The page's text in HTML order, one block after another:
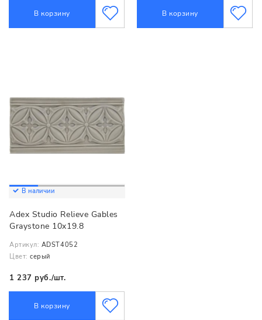
В корзину В корзину
В наличии
Adex Studio Relieve Gables
Graystone 10x19.8
Артикул: ADST4052
Цвет: серый
1 237 руб./шт.
В корзину